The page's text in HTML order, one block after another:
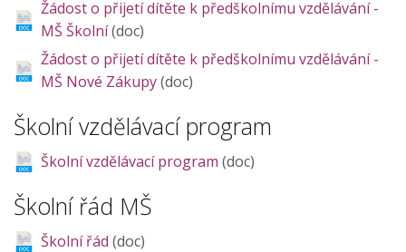
Žádost o přijetí dítěte k předškolnímu vzdělávání -
MŠ Školní(doc)
Žádost o přijetí dítěte k předškolnímu vzdělávání -
MŠ Nové Zákupy(doc)
Školní vzdělávací program
Školní vzdělávací program (doc)
Školní řád MŠ
Školní řád (doc)